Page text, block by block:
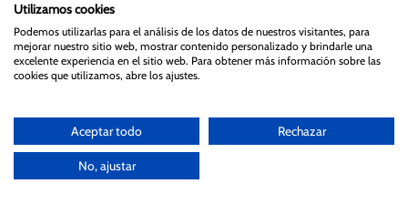
Utilizamos cookies
Podemos utilizarlas para el análisis de los datos de nuestros visitantes, para
mejorar nuestro sitio web, mostrar contenido personalizado y brindarle una
excelente experiencia en el sitio web. Para obtener más información sobre las
cookies que utilizamos, abre los ajustes.
Aceptar todo Rechazar
No, ajustar